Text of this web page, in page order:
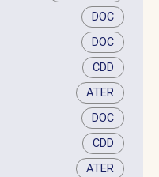
DOC
DOC
CDD
ATER
DOC
CDD
ATER